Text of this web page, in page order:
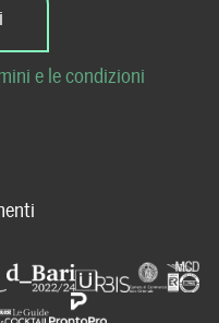
e le condizioni